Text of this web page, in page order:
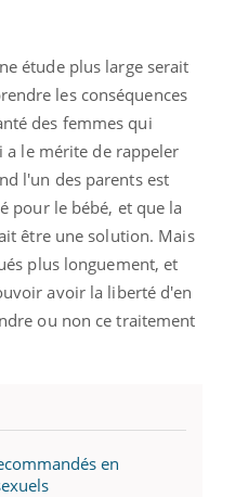
étude plus large serait
les conséquences
des femmes qui
a le mérite de rappeler
l'un des parents est
pour le bébé, et que la
être une solution. Mais
plus longuement, et
avoir la liberté d'en
ou non ce traitement
en